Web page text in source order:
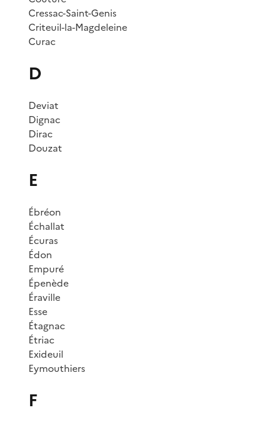
Cressac-Saint-Genis
Criteuil-la-Magdeleine
Curac
D
Deviat
Dignac
Dirac
Douzat
E
Ébréon
Échallat
Écuras
Édon
Empuré
Épenède
Éraville
Esse
Étagnac
Étriac
Exideuil
Eymouthiers
F